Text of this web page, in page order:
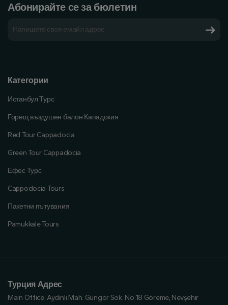
Абонирайте се за бюлетин
Категории
Истанбул Турс
Горещ въздушен балон Кападокия
Red Tour Cappadocia
Green Tour Cappadocia
Ефес Турс
Cappodocia Tours
Пакетни пътувания
Pamukkale Tours
Турция Адрес
Main Office:Aydınlı Mah. Güngör Sok. No:18 Göreme, Nevşehir